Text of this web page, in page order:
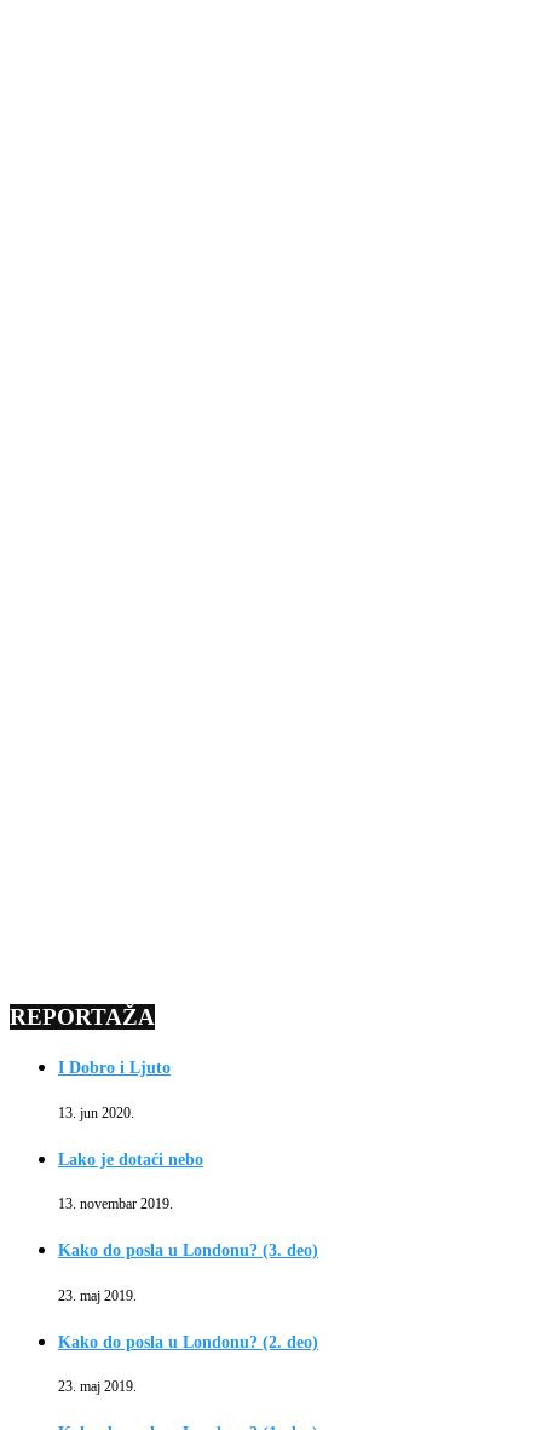
REPORTAŽA
I Dobro i Ljuto
13. jun 2020.
Lako je dotaći nebo
13. novembar 2019.
Kako do posla u Londonu? (3. deo)
23. maj 2019.
Kako do posla u Londonu? (2. deo)
23. maj 2019.